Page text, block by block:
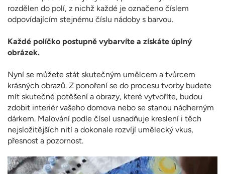
rozdělen do polí, z nichž každé je označeno číslem
odpovídajícím stejnému číslu nádoby s barvou.
Každé políčko postupně vybarvíte a získáte úplný
obrázek.
Nyní se můžete stát skutečným umělcem a tvůrcem
krásných obrazů. Z ponoření se do procesu tvorby budete
mít skutečné potěšení a obrazy, které vytvoříte, budou
zdobit interiér vašeho domova nebo se stanou nádherným
dárkem. Malování podle čísel usnadňuje kreslení i těch
nejsložitějších nití a dokonale rozvíjí umělecký vkus,
přesnost a pozornost.